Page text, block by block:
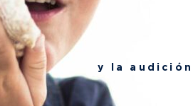
y la audición